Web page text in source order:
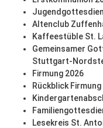
Altenclub
Kaffeestüble St.
Gemeinsamer
Stuttgart-
Firmung 2026
Rückblick Firmung
Lesekreis St.